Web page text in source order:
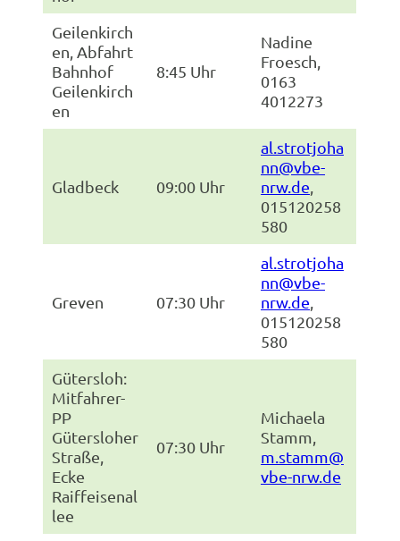
Geilenkirch
en, Abfahrt
Bahnhof
Geilenkirch
en
8:45 Uhr
Nadine
Froesch,
0163
4012273
Gladbeck 09:00 Uhr
al.strotjoha
nn@vbe-
nrw.de
015120258
580
Greven 07:30 Uhr
al.strotjoha
nn@vbe-
nrw.de
015120258
580
Gütersloh:
Mitfahrer-
PP
Gütersloher
Straße,
Ecke
Raiffeisenal
lee
07:30 Uhr
Michaela
Stamm,
m.stamm@
vbe-nrw.de